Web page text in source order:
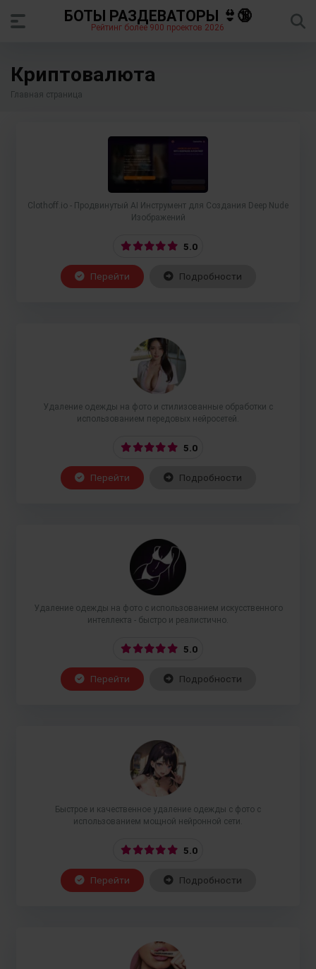
БОТЫ РАЗДЕВАТОРЫ 👙🔞
Рейтинг более 900 проектов 2026
Криптовалюта
Главная страница
Clothoff.io - Продвинутый AI Инструмент для Создания Deep Nude
Изображений
5.0
Перейти Подробности
Удаление одежды на фото и стилизованные обработки с
использованием передовых нейросетей.
5.0
Перейти Подробности
Удаление одежды на фото с использованием искусственного
интеллекта - быстро и реалистично.
5.0
Перейти Подробности
Быстрое и качественное удаление одежды с фото с
использованием мощной нейронной сети.
5.0
Перейти Подробности